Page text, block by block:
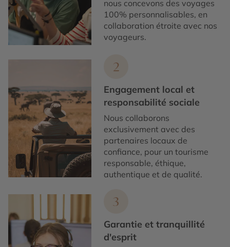
nous concevons des voyages
100% personnalisables, en
collaboration étroite avec nos
voyageurs.
2
Engagement local et
responsabilité sociale
Nous collaborons
exclusivement avec des
partenaires locaux de
confiance, pour un tourisme
responsable, éthique,
authentique et de qualité.
3
Garantie et tranquillité
d'esprit